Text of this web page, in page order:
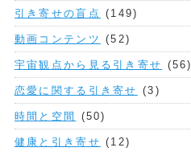
引き寄せの盲点 (149)
動画コンテンツ (52)
宇宙観点から見る引き寄せ (56)
恋愛に関する引き寄せ (3)
時間と空間 (50)
健康と引き寄せ (12)